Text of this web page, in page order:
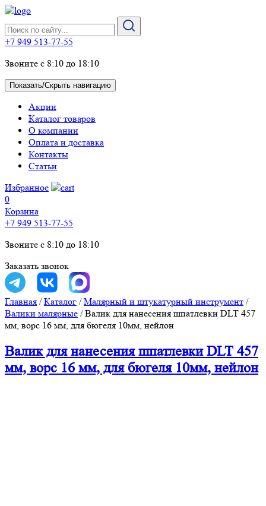
+7 949 513-77-55
Звоните с 8:10 до 18:10
Показать/Скрыть навигацию
Акции
Каталог товаров
О компании
Оплата и доставка
Контакты
Статьи
Избранное
0
Корзина
+7 949 513-77-55
Звоните с 8:10 до 18:10
Заказать звонок
Главная /Каталог /Малярный и штукатурный инструмент /
Валики малярные /Валик для нанесения шпатлевки DLT 457
мм, ворс 16 мм, для бюгеля 10мм, нейлон
Валик для нанесения шпатлевки DLT 457
мм, ворс 16 мм, для бюгеля 10мм, нейлон